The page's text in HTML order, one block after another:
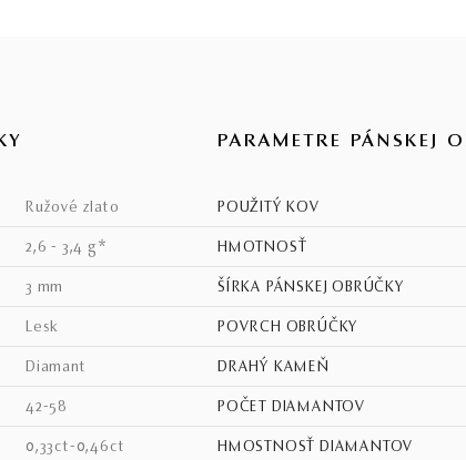
ružové zlato
2,6 - 3,4 g*
3 mm
lesk
diamant
42-58
0,33ct-0,46ct
PARAMETRE PÁNSKEJ
POUŽITÝ KOV
HMOTNOSŤ
ŠÍRKA PÁNSKEJ OBRÚČKY
POVRCH OBRÚČKY
DRAHÝ KAMEŇ
POČET DIAMANTOV
HMOSTNOSŤ DIAMANTOV